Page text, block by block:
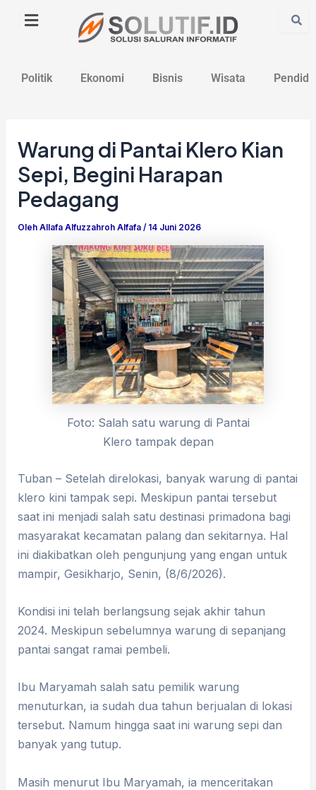
Politik Ekonomi Bisnis Wisata
Warung di Pantai Klero Kian
Sepi, Begini Harapan
Pedagang
OlehAllafa Alfuzzahroh Alfafa/ 14 Juni 2026
Foto: Salah satu warung di Pantai
Klero tampak depan
Tuban – Setelah direlokasi, banyak warung di pantai
klero kini tampak sepi. Meskipun pantai tersebut
saat ini menjadi salah satu destinasi primadona bagi
masyarakat kecamatan palang dan sekitarnya. Hal
ini diakibatkan oleh pengunjung yang engan untuk
mampir, Gesikharjo, Senin, (8/6/2026).
Kondisi ini telah berlangsung sejak akhir tahun
2024. Meskipun sebelumnya warung di sepanjang
pantai sangat ramai pembeli.
Ibu Maryamah salah satu pemilik warung
menuturkan, ia sudah dua tahun berjualan di lokasi
tersebut. Namum hingga saat ini warung sepi dan
banyak yang tutup.
Masih menurut Ibu Maryamah, ia menceritakan
navigation